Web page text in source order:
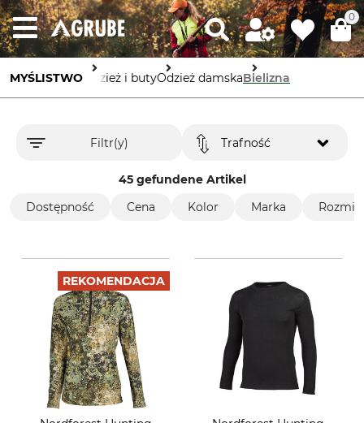
0
MYŚLISTWO Odzież i butyOdzież damskaBielizna
Filtr(y)
45 gefundene Artikel
Trafność
Dostępność Cena Kolor Marka
REKOMENDACJA